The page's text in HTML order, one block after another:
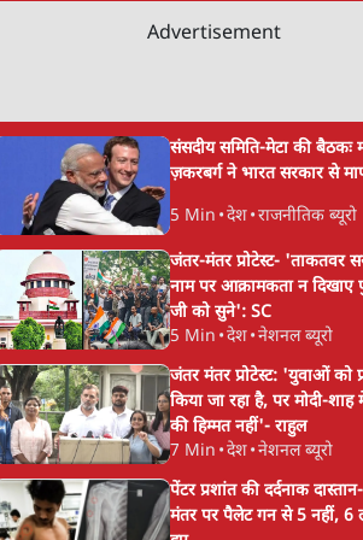
Advertisement
संसदीय समिति-मेटा की बैठकः
ज़करबर्ग ने भारत सरकार से
5 Min •देश•राजनीतिक ब्यूरो
जंतर-मंतर प्रोटेस्ट- 'ताकतवर
नाम पर आक्रामकता न दिखाए
जी को सुने': SC
5 Min •देश•नेशनल ब्यूरो
जंतर मंतर प्रोटेस्ट: 'युवाओं को
किया जा रहा है, पर मोदी-शाह
की हिम्मत नहीं'- राहुल
7 Min •देश•नेशनल ब्यूरो
पेंटर प्रशांत की दर्दनाक
मंतर पर पैलेट गन से 5 नहीं, 6